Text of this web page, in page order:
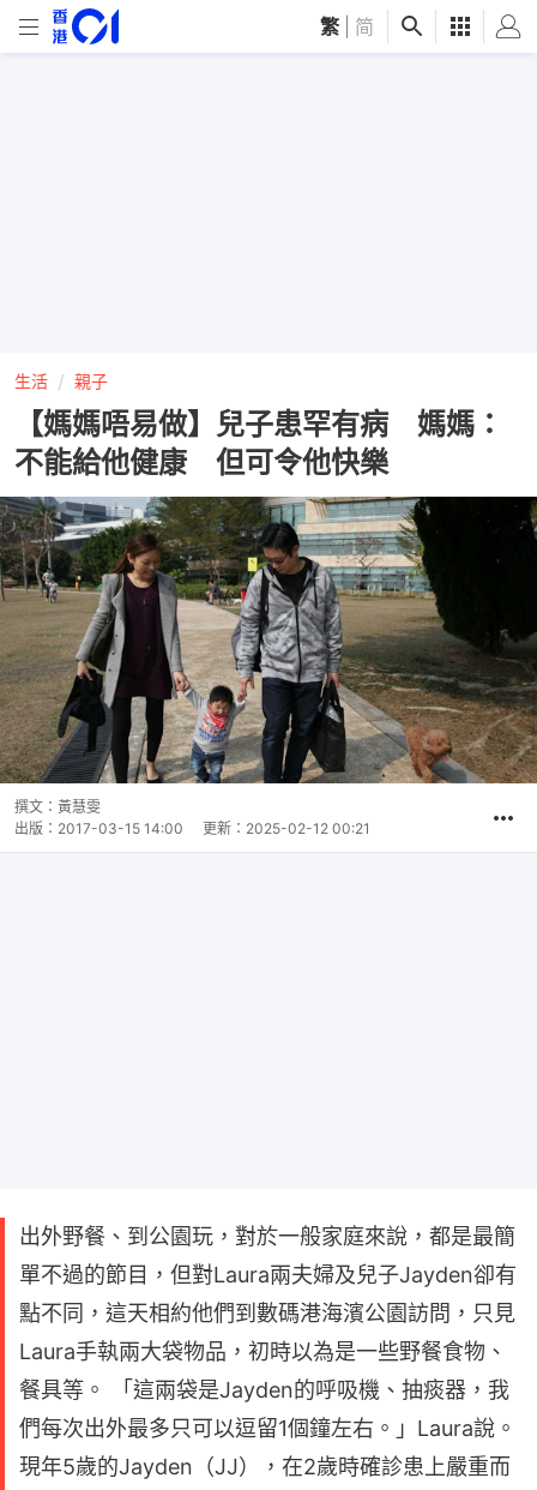
繁 简
生活 親子
【媽媽唔易做】兒子患罕有病 媽媽：
不能給他健康 但可令他快樂
撰文： 黃慧雯
出版： 2017-03-15 14:00 更新： 2025-02-12 00:21
出外野餐、到公園玩，對於一般家庭來說，都是最簡
單不過的節目，但對Laura兩夫婦及兒子Jayden卻有
點不同，這天相約他們到數碼港海濱公園訪問，只見
Laura手執兩大袋物品，初時以為是一些野餐食物、
餐具等。 「這兩袋是Jayden的呼吸機、抽痰器，我
們每次出外最多只可以逗留1個鐘左右。」Laura說。
現年5歲的Jayden（JJ），在2歲時確診患上嚴重而